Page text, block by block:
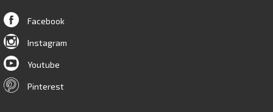
Facebook
Instagram
Youtube
Pinterest